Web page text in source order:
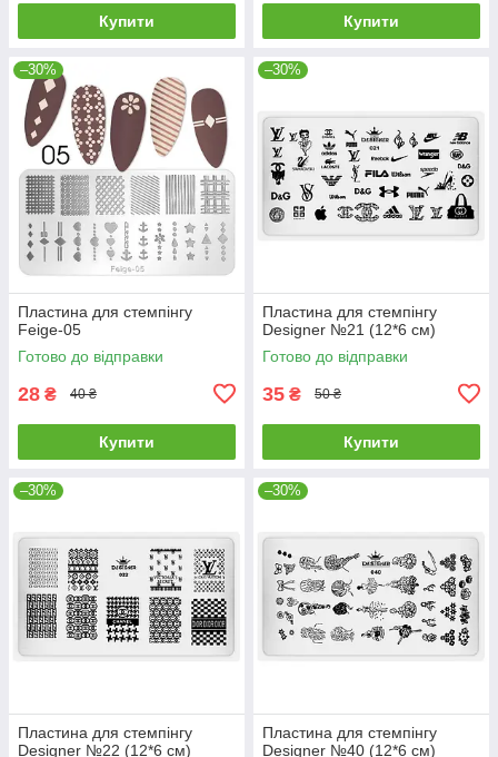
Купити Купити
–30%
Пластина для стемпінгу
Feige-05
Готово до відправки
28 ₴ 40 ₴
Купити
–30%
Пластина для стемпінгу
Designer №21 (12*6 см)
Готово до відправки
35 ₴ 50 ₴
Купити
–30%
Пластина для стемпінгу
Designer №22 (12*6 см)
–30%
Пластина для стемпінгу
Designer №40 (12*6 см)